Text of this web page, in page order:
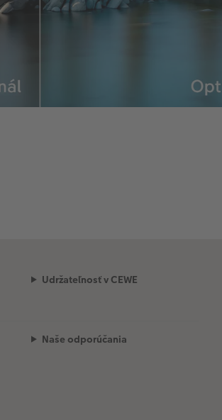
Udržateľnosť v CEWE
Naše odporúčania